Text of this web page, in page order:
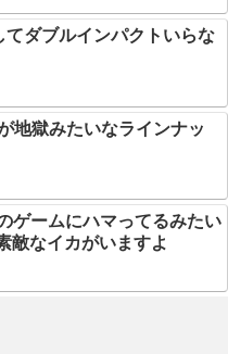
てダブルインパクトいらな
地獄みたいなラインナッ
ゲームにハマってるみたい
敵なイカがいますよ